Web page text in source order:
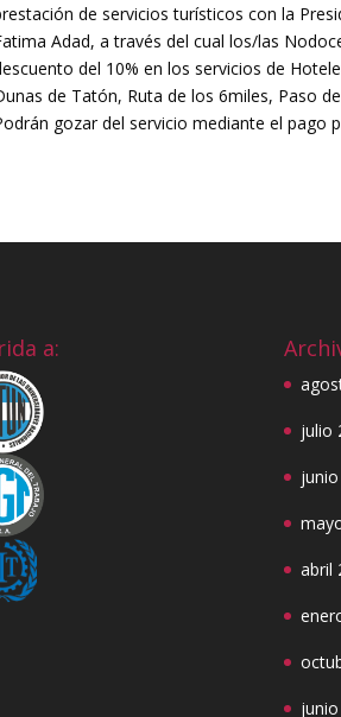
de servicios turísticos con la
Adad, a través del cual los/las
del 10% en los servicios de
de Tatón, Ruta de los 6miles, Paso
gozar del servicio mediante el pago
a:
julio
abril